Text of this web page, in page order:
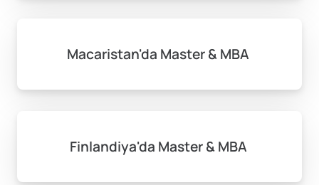
Macaristan'da Master & MBA
Finlandiya'da Master & MBA